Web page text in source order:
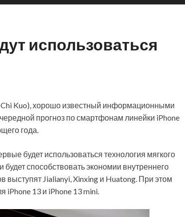
использоваться
Kuo), хорошо известный информационными
прогноз по смартфонам линейки iPhone
года.
будет использоваться технология мягкого
будет способствовать экономии внутреннего
выступят Jialianyi, Xinxing и Huatong. При этом
iPhone 13 и iPhone 13 mini.